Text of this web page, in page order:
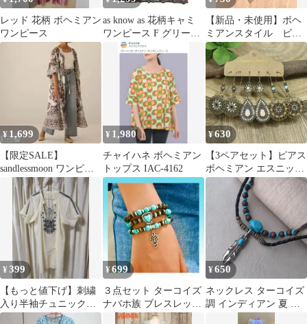
レッド 花柄 ボヘミアン
ワンピース
as know as 花柄キャミ
ワンピース F グリーン
ペイズリー ボヘミアン
【新品・未使用】ボヘ
ミアンスタイル ビー
ズ 2連ネックレス ペ
ンダント
¥1,699
【限定SALE】
sandlessmoon ワンピー
ス ボヘミアン
¥ 1,980
チャイハネ ボヘミアン
トップス IAC-4162
¥630
【3ペアセット】ピアス
ボヘミアン エスニック
レトロ 民族系
¥399
【もっと値下げ】刺繍
入り半袖チュニック
ボヘミアン
¥699
３点セット ターコイズ
ナバホ族 ブレスレット
ボヘミアン ジュエリー
¥650
ネックレス ターコイズ
調 インディアン 夏 レ
ディース メンズ 海 ボ